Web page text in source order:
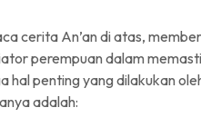
cerita An’an di atas,
perempuan dalam
hal penting yang dilakukan
adalah: